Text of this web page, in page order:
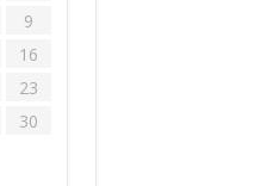
9
16
23
30